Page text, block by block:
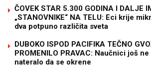
ČOVEK STAR 5.300 GODINA I DALJE
„STANOVNIKE“ NA TELU: Eci krije
dva potpuno različita sveta
DUBOKO ISPOD PACIFIKA TEČNO
PROMENILO PRAVAC: Naučnici još
nateralo da se okrene